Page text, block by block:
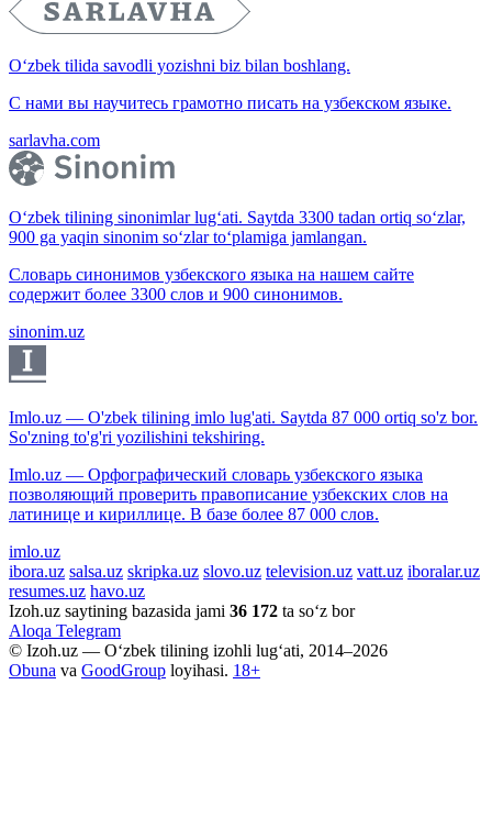
O‘zbek tilida savodli yozishni biz bilan boshlang.
С нами вы научитесь грамотно писать на узбекском языке.
sarlavha.com
O‘zbek tilining sinonimlar lug‘ati. Saytda 3300 tadan ortiq so‘zlar,
900 ga yaqin sinonim so‘zlar to‘plamiga jamlangan.
Словарь синонимов узбекского языка на нашем сайте
содержит более 3300 слов и 900 синонимов.
sinonim.uz
Imlo.uz — O'zbek tilining imlo lug'ati. Saytda 87 000 ortiq so'z bor.
So'zning to'g'ri yozilishini tekshiring.
Imlo.uz — Орфографический словарь узбекского языка
позволяющий проверить правописание узбекских слов на
латинице и кириллице. В базе более 87 000 слов.
imlo.uz
ibora.uz salsa.uz skripka.uz slovo.uz television.uz vatt.uz iboralar.uz
resumes.uz havo.uz
Izoh.uz saytining bazasida jami 36 172 ta so‘z bor
Aloqa Telegram
© Izoh.uz — O‘zbek tilining izohli lug‘ati, 2014–2026
Obuna va GoodGroup loyihasi. 18+